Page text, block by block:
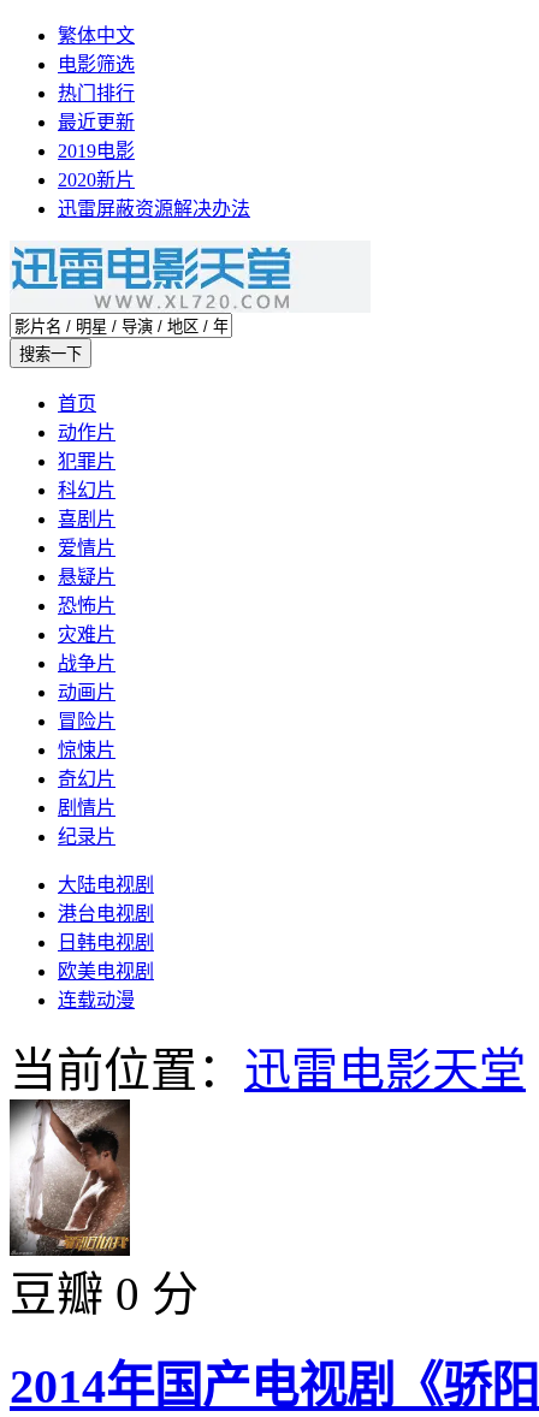
繁体中文
电影筛选
热门排行
最近更新
2019电影
2020新片
迅雷屏蔽资源解决办法
首页
动作片
犯罪片
科幻片
喜剧片
爱情片
悬疑片
恐怖片
灾难片
战争片
动画片
冒险片
惊悚片
奇幻片
剧情片
纪录片
大陆电视剧
港台电视剧
日韩电视剧
欧美电视剧
连载动漫
当前位置： 迅雷电影天堂
豆瓣 0 分
2014年国产电视剧《骄